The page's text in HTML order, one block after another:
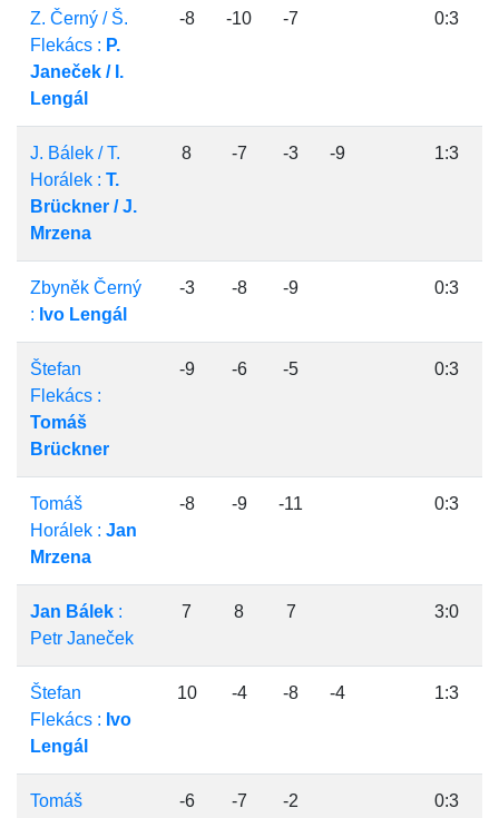
Z. Černý / Š.
Flekács : P.
Janeček / I.
Lengál
-8 -10 -7 0:3
J. Bálek / T.
Horálek : T.
Brückner / J.
Mrzena
8 -7 -3 -9 1:3
Zbyněk Černý
: Ivo Lengál
-3 -8 -9 0:3
Štefan
Flekács :
Tomáš
Brückner
-9 -6 -5 0:3
Tomáš
Horálek : Jan
Mrzena
-8 -9 -11 0:3
Jan Bálek :
Petr Janeček
7 8 7 3:0
Štefan
Flekács : Ivo
Lengál
10 -4 -8 -4 1:3
Tomáš
-6 -7 -2 0:3